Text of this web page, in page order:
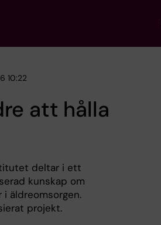
10:22
att hålla
deltar i ett
kunskap om
äldreomsorgen.
projekt.